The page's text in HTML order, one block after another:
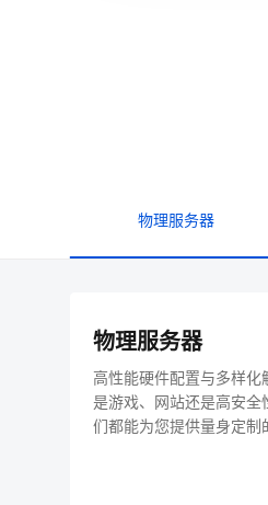
物理服务器
物理服务器
高性能硬件配置与多样化
是游戏、网站还是高安全
们都能为您提供量身定制